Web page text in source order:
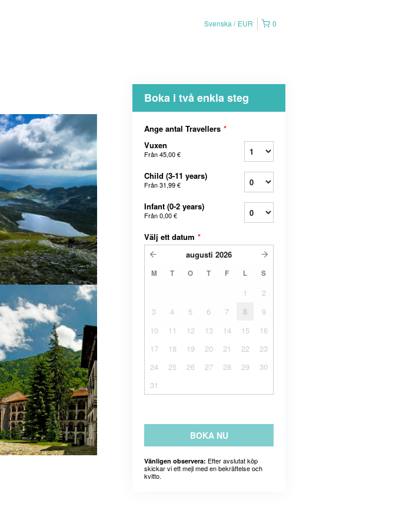
0
Svenska EUR
Boka i två enkla steg
Ange antal Travellers *
Vuxen
Från45,00 €
Child (3-11 years)
Från31,99 €
Infant (0-2 years)
Från0,00 €
Välj ett datum *
augusti 2026
M T O T F L S
1
2
3
4 5 6 7 8
9
10
11 12 13 14 15
16
17
18 19 20 21 22
23
24
25 26 27 28 29
30
31
BOKA NU
Vänligen observera: Efter avslutat köp
skickar vi ett mejl med en bekräftelse och
kvitto.